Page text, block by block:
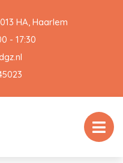
HA, Haarlem
- 17:30